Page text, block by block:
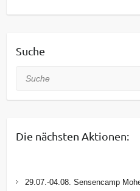
Suche
Suche
Die nächsten Aktionen:
29.07.-04.08. Sensencamp